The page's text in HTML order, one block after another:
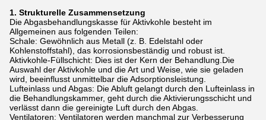
1. Strukturelle Zusammensetzung
Die Abgasbehandlungskasse für Aktivkohle besteht im
Allgemeinen aus folgenden Teilen:
Schale: Gewöhnlich aus Metall (z. B. Edelstahl oder
Kohlenstoffstahl), das korrosionsbeständig und robust ist.
Aktivkohle-Füllschicht: Dies ist der Kern der Behandlung.Die
Auswahl der Aktivkohle und die Art und Weise, wie sie geladen
wird, beeinflusst unmittelbar die Adsorptionsleistung.
Lufteinlass und Abgas: Die Abluft gelangt durch den Lufteinlass in
die Behandlungskammer, geht durch die Aktivierungsschicht und
verlässt dann die gereinigte Luft durch den Abgas.
Ventilatoren: Ventilatoren werden manchmal zur Verbesserung